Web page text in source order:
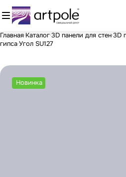
Главная Каталог3D панели для стен3D
гипсаУгол SU127
Новинка